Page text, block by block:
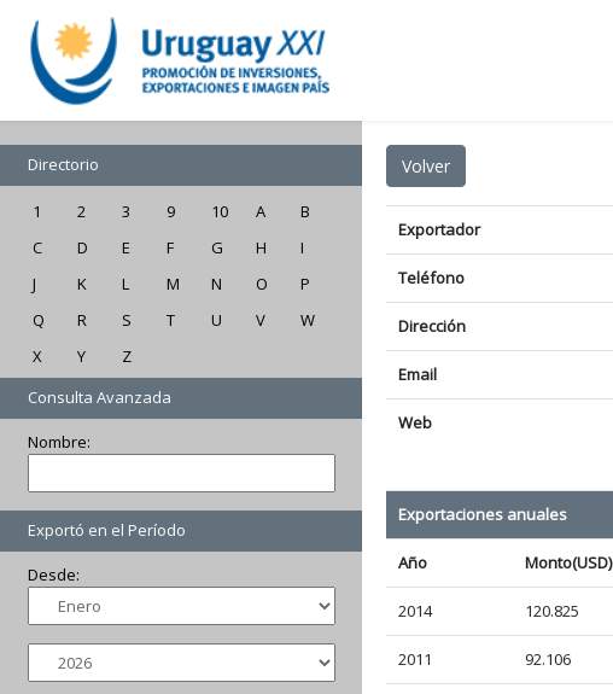
Directorio
1 2 3 9 10 A
B
C
D E F G H
I
J
K L M N O
P
Q
R S T U V
W
X
Y
Z
Consulta Avanzada
Nombre:
Exportó en el Período
Desde:
Exportador
Teléfono
Dirección
Email
Web
Exportaciones anuales
Año Monto(USD)
2014 120.825
2011 92.106